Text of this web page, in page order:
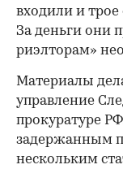
входили и
За деньги они
риэлторам»
Материалы
управление
прокуратуре
задержанным
нескольким